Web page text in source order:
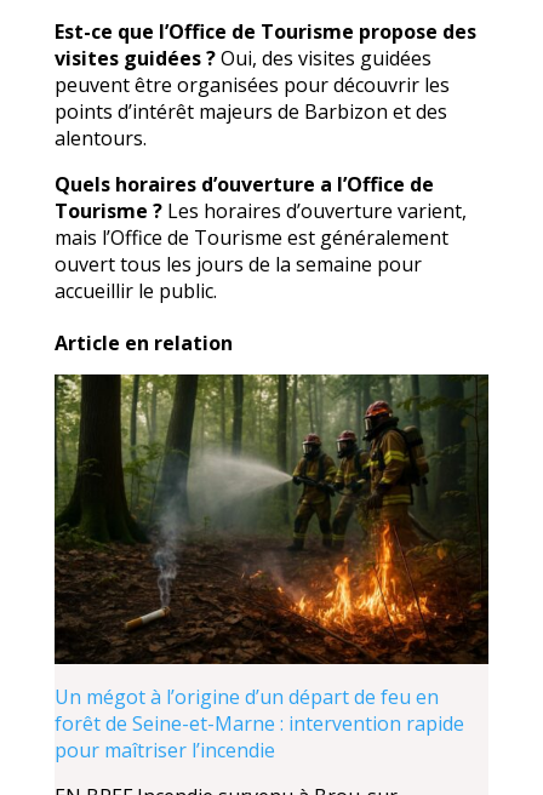
Est-ce que l’Office de Tourisme propose des
visites guidées ?Oui, des visites guidées
peuvent être organisées pour découvrir les
points d’intérêt majeurs de Barbizon et des
alentours.
Quels horaires d’ouverture a l’Office de
Tourisme ?Les horaires d’ouverture varient,
mais l’Office de Tourisme est généralement
ouvert tous les jours de la semaine pour
accueillir le public.
Article en relation
Un mégot à l’origine d’un départ de feu en
forêt de Seine-et-Marne : intervention rapide
pour maîtriser l’incendie